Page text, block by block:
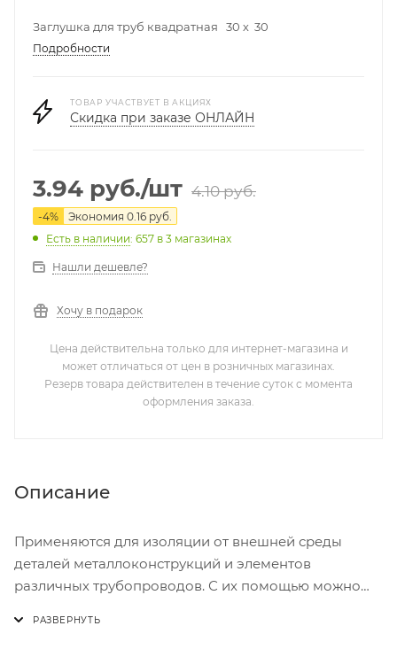
Заглушка для труб квадратная 30 х 30
Подробности
ТОВАР УЧАСТВУЕТ В АКЦИЯХ
Скидка при заказе ОНЛАЙН
3.94 руб./шт 4.10руб.
-4% Экономия 0.16 руб.
Есть в наличии: 657 в 3 магазинах
Нашли дешевле?
Хочу в подарок
Цена действительна только для интернет-магазина и
может отличаться от цен в розничных магазинах.
Резерв товара действителен в течение суток с момента
оформления заказа.
Описание
Применяются для изоляции от внешней среды
деталей металлоконструкций и элементов
различных трубопроводов. С их помощью можно